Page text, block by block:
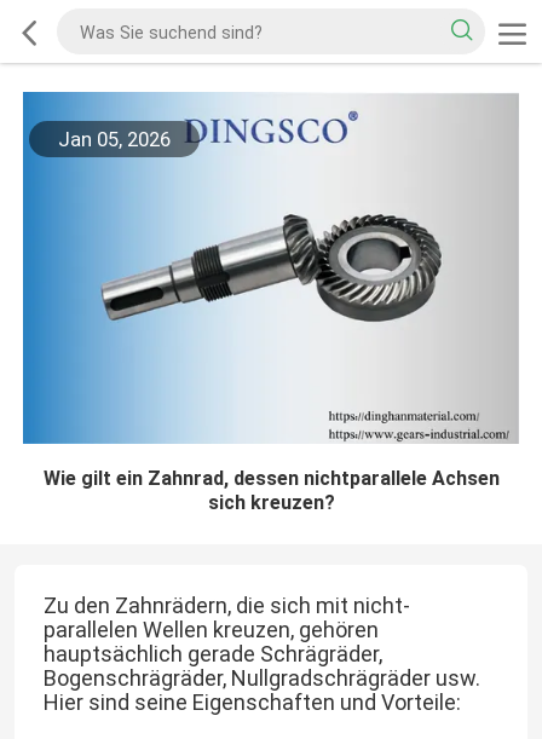
Jan 05, 2026
Wie gilt ein Zahnrad, dessen nichtparallele Achsen
sich kreuzen?
Zu den Zahnrädern, die sich mit nicht-
parallelen Wellen kreuzen, gehören
hauptsächlich gerade Schrägräder,
Bogenschrägräder, Nullgradschrägräder usw.
Hier sind seine Eigenschaften und Vorteile: